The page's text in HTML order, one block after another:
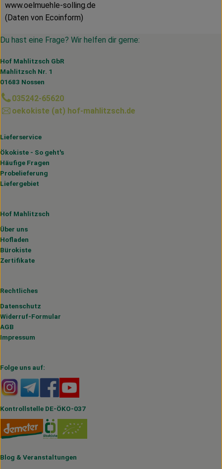
www.oelmuehle-solling.de
(Daten von Ecoinform)
Du hast eine Frage? Wir helfen dir gerne:
Hof Mahlitzsch GbR
Mahlitzsch Nr. 1
01683 Nossen
035242-65620
oekokiste (at) hof-mahlitzsch.de
Lieferservice
Ökokiste - So geht's
Häufige Fragen
Probelieferung
Liefergebiet
Hof Mahlitzsch
Über uns
Hofladen
Bürokiste
Zertifikate
Rechtliches
Datenschutz
Widerruf-Formular
AGB
Impressum
Folge uns auf:
Externer Link zu https://www.instagram.com/
Externer Link zu https://t.me/s/hofmahlitzsch
Externer Link zu https://www.facebook.com/
Kontrollstelle DE-ÖKO-037
Blog & Veranstaltungen